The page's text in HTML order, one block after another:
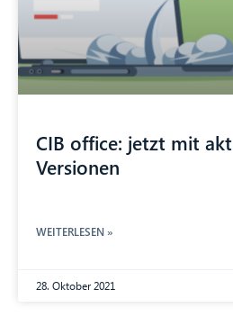
CIB office: jetzt mit
Versionen
WEITERLESEN »
28. Oktober 2021